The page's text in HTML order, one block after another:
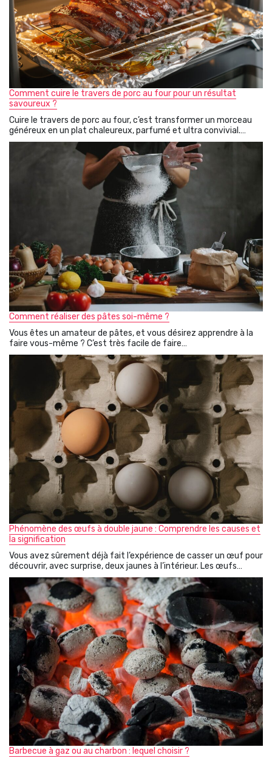
Comment cuire le travers de porc au four pour un résultat
savoureux ?
Cuire le travers de porc au four, c’est transformer un morceau
généreux en un plat chaleureux, parfumé et ultra convivial.…
Comment réaliser des pâtes soi-même ?
Vous êtes un amateur de pâtes, et vous désirez apprendre à la
faire vous-même ? C’est très facile de faire…
Phénomène des œufs à double jaune : Comprendre les causes et
la signification
Vous avez sûrement déjà fait l’expérience de casser un œuf pour
découvrir, avec surprise, deux jaunes à l’intérieur. Les œufs…
Barbecue à gaz ou au charbon : lequel choisir ?